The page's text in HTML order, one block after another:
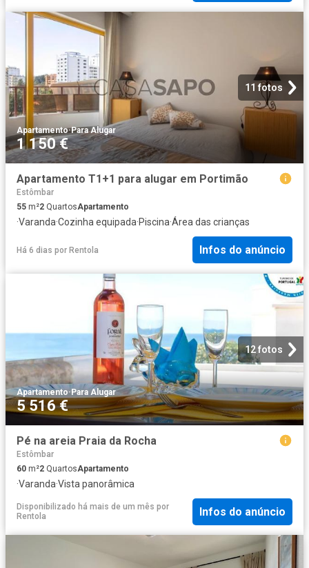
11 fotos
Apartamento·Para Alugar
1 150 €
Apartamento T1+1 para alugar em Portimão
Estômbar
55 m²2 QuartosApartamento
·Varanda·Cozinha equipada·Piscina·Área das crianças
Há 6 dias por Rentola Infos do anúncio
12 fotos
Apartamento·Para Alugar
5 516 €
Pé na areia Praia da Rocha
Estômbar
60 m²2 QuartosApartamento
·Varanda·Vista panorâmica
Disponibilizado há mais de um mês por
Rentola
Infos do anúncio